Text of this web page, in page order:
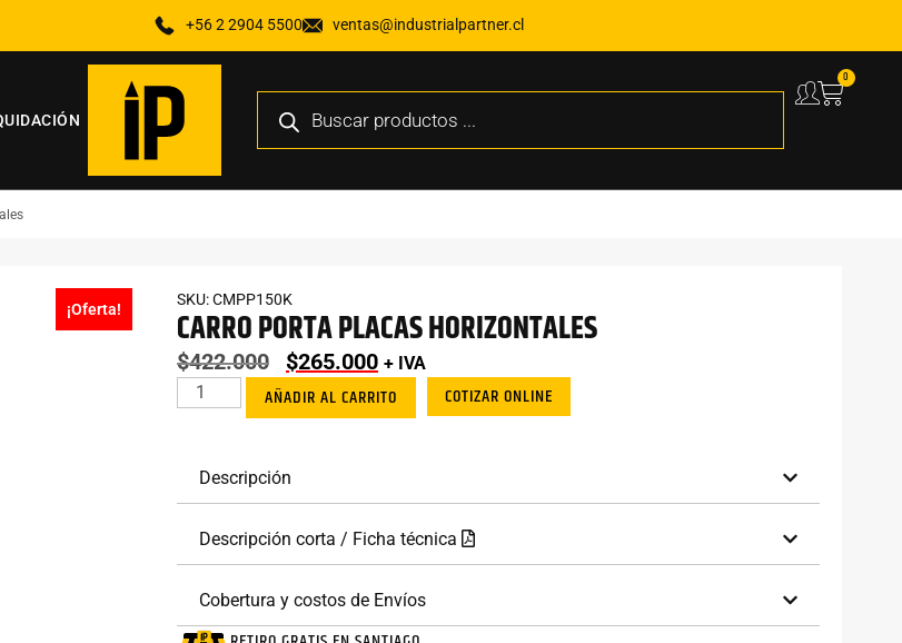
+56 2 2904 5500 ventas@industrialpartner.cl
0
¡Oferta!
SKU: CMPP150K
CARRO PORTA PLACAS HORIZONTALES
$422.000 $265.000 + IVA
AÑADIR AL CARRITO COTIZAR ONLINE
Descripción
Descripción corta / Ficha técnica
Cobertura y costos de Envíos